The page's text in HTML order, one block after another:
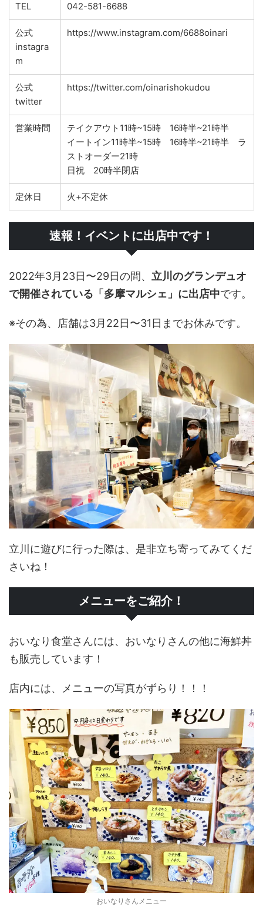
TEL 042-581-6688
公式
instagra
m
https://www.instagram.com/6688oinari
公式
twitter
https://twitter.com/oinarishokudou
営業時間
テイクアウト11時~15時 16時半~21時半
イートイン11時半~15時 16時半~21時半 ラ
ストオーダー21時
日祝 20時半閉店
定休日 火+不定休
速報！イベントに出店中です！
2022年3月23日〜29日の間、 立川のグランデュオ
で開催されている「多摩マルシェ」に出店中です。
※その為、店舗は3月22日〜31日までお休みです。
立川に遊びに行った際は、是非立ち寄ってみてくだ
さいね！
メニューをご紹介！
おいなり食堂さんには、おいなりさんの他に海鮮丼
も販売しています！
店内には、メニューの写真がずらり！！！
おいなりさんメニュー